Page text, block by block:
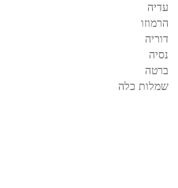
עדיה
הרמוזו
דוריה
נסיה
ברטה
שמלות כלה